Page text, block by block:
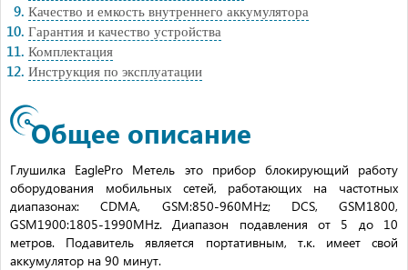
Качество и емкость внутреннего аккумулятора
Гарантия и качество устройства
Комплектация
Инструкция по эксплуатации
Общее описание
Глушилка EaglePro Метель это прибор блокирующий работу
оборудования мобильных сетей, работающих на частотных
диапазонах: CDMA, GSM:850-960MHz; DCS, GSM1800,
GSM1900:1805-1990MHz. Диапазон подавления от 5 до 10
метров. Подавитель является портативным, т.к. имеет свой
аккумулятор на 90 минут.